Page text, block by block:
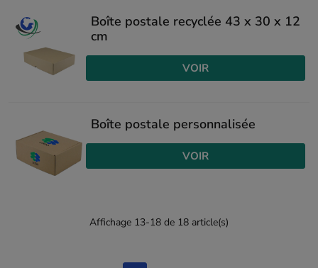
Boîte postale recyclée 43 x 30 x 12
cm
VOIR
Boîte postale personnalisée
VOIR
Affichage 13-18 de 18 article(s)